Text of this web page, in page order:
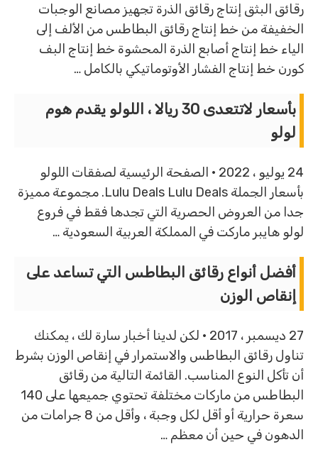
رقائق البثق إنتاج رقائق الذرة تجهيز مصانع الوجبات
الخفيفة من خط إنتاج رقائق البطاطس من الألف إلى
الياء خط إنتاج أصابع الذرة المحشوة خط إنتاج البف
كورن خط إنتاج الفشار الأوتوماتيكي بالكامل …
بأسعار لاتتعدى 30 ريالا ، اللولو يقدم هوم
لولو
24 يوليو ، 2022 · الصفحة الرئيسية لصفقات اللولو
بأسعار الجملة Lulu Deals Lulu Deals. مجموعة مميزة
جدا من العروض الحصرية التي تجدها فقط في فروع
لولو هايبر ماركت في المملكة العربية السعودية …
أفضل أنواع رقائق البطاطس التي تساعد على
إنقاص الوزن
27 ديسمبر ، 2017 · لكن لدينا أخبار سارة لك ، يمكنك
تناول رقائق البطاطس والاستمرار في إنقاص الوزن بشرط
أن تأكل النوع المناسب. القائمة التالية من رقائق
البطاطس من ماركات مختلفة تحتوي جميعها على 140
سعرة حرارية أو أقل لكل وجبة ، وأقل من 8 جرامات من
الدهون في حين أن معظم …